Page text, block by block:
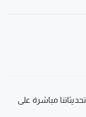
مباشرة على